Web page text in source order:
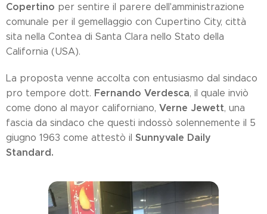
Copertino per sentire il parere dell'amministrazione
comunale per il gemellaggio con Cupertino City, città
sita nella Contea di Santa Clara nello Stato della
California (USA).
La proposta venne accolta con entusiasmo dal sindaco
pro tempore dott. Fernando Verdesca, il quale inviò
come dono al mayor californiano, Verne Jewett, una
fascia da sindaco che questi indossò solennemente il 5
giugno 1963 come attestò il Sunnyvale Daily
Standard.